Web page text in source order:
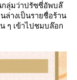
กลุ่มว่าปรัซซี่อัพบล๊
ล่างเป็นรายชื่อร้าน
ๆ เข้าไปชมบล๊อก